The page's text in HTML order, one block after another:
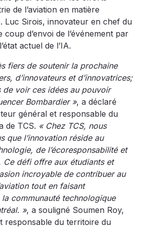
de l’aviation en matière
Luc Sirois, innovateur en chef du
d’envoi de l’événement par
actuel de l’IA.
fiers de soutenir la prochaine
d’innovateurs et d’innovatrices;
de voir ces idées au pouvoir
Bombardier », a déclaré
général et responsable du
de TCS. « Chez TCS, nous
que l’innovation réside au
de l’écoresponsabilité et
défi offre aux étudiants et
incroyable de contribuer au
tout en faisant
communauté technologique
», a souligné Soumen Roy,
responsable du territoire du